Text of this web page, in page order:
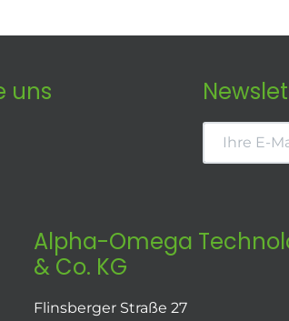
uns
Alpha-Omega
& Co. KG
Flinsberger Straße 27